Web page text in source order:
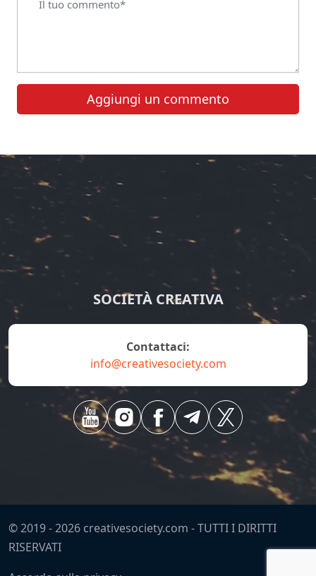
Aggiungi un commento
SOCIETÀ CREATIVA
contattaci:
info@creativesociety.com
© 2019 -2026 creativesociety.com -TUTTI I DIRITTI
RISERVATI